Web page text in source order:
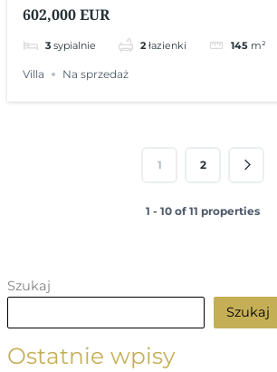
602,000 EUR
3 sypialnie 2 łazienki 145 m²
Villa Na sprzedaż
1 2
1 - 10 of 11 properties
Szukaj
Szukaj
Ostatnie wpisy